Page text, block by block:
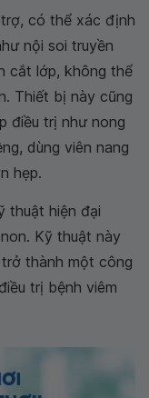
có thể xác định
nội soi truyền
cắt lớp, không thể
Thiết bị này cũng
điều trị như nong
dùng viên nang
hẹp.
thuật hiện đại
Kỹ thuật này
thành một công
trị bệnh viêm